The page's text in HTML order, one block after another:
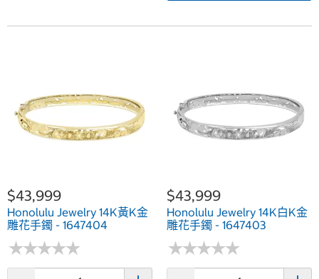
$43,999
Honolulu Jewelry 14K黃K金
雕花手鐲 - 1647404
★★★★★
★★★★★
$43,999
Honolulu Jewelry 14K白K金
雕花手鐲 - 1647403
★★★★★
★★★★★